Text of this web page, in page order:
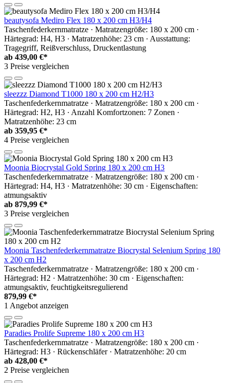
beautysofa Mediro Flex 180 x 200 cm H3/H4
Taschenfederkernmatratze · Matratzengröße: 180 x 200 cm ·
Härtegrad: H4, H3 · Matratzenhöhe: 23 cm · Ausstattung:
Tragegriff, Reißverschluss, Druckentlastung
ab 439,00 €*
3 Preise vergleichen
sleezzz Diamond T1000 180 x 200 cm H2/H3
Taschenfederkernmatratze · Matratzengröße: 180 x 200 cm ·
Härtegrad: H2, H3 · Anzahl Komfortzonen: 7 Zonen ·
Matratzenhöhe: 23 cm
ab 359,95 €*
4 Preise vergleichen
Moonia Biocrystal Gold Spring 180 x 200 cm H3
Taschenfederkernmatratze · Matratzengröße: 180 x 200 cm ·
Härtegrad: H4, H3 · Matratzenhöhe: 30 cm · Eigenschaften:
atmungsaktiv
ab 879,99 €*
3 Preise vergleichen
Moonia Taschenfederkernmatratze Biocrystal Selenium Spring 180
x 200 cm H2
Taschenfederkernmatratze · Matratzengröße: 180 x 200 cm ·
Härtegrad: H2 · Matratzenhöhe: 30 cm · Eigenschaften:
atmungsaktiv, feuchtigkeitsregulierend
879,99 €*
1 Angebot anzeigen
Paradies Prolife Supreme 180 x 200 cm H3
Taschenfederkernmatratze · Matratzengröße: 180 x 200 cm ·
Härtegrad: H3 · Rückenschläfer · Matratzenhöhe: 20 cm
ab 428,00 €*
2 Preise vergleichen